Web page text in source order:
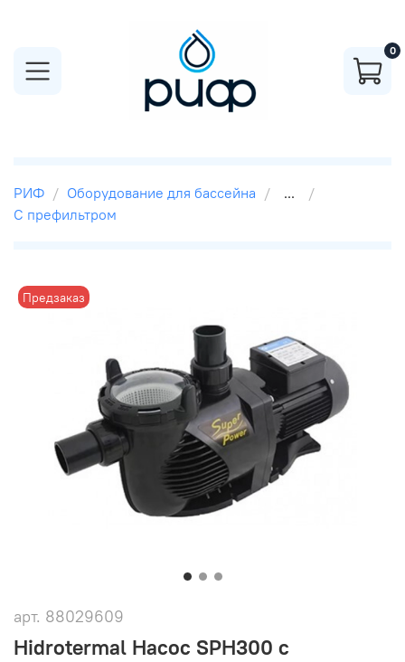
0
РИФ Оборудование для бассейна
...
С префильтром
Предзаказ
арт. 88029609
Hidrotermal Насос SPH300 с